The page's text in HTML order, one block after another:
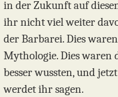
in der Zukunft auf
ihr nicht viel weiter
der Barbarei. Dies
Mythologie. Dies waren
besser wussten, und
werdet ihr sagen.